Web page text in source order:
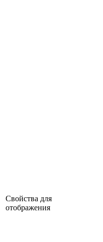
Свойства для
отображения